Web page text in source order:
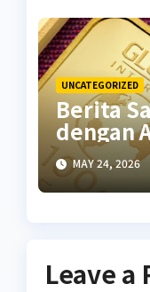
UNCATEGORIZED
Berita
dengan
Global
MAY 24, 2026
Leave a